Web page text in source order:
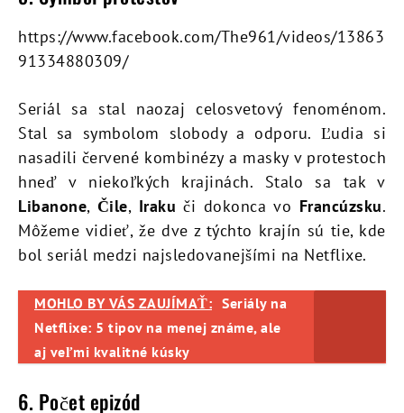
https://www.facebook.com/The961/videos/13863
91334880309/
Seriál sa stal naozaj celosvetový fenoménom.
Stal sa symbolom slobody a odporu. Ľudia si
nasadili červené kombinézy a masky v protestoch
hneď v niekoľkých krajinách. Stalo sa tak v
Libanone, Čile, Iraku či dokonca vo Francúzsku.
Môžeme vidieť, že dve z týchto krajín sú tie, kde
bol seriál medzi najsledovanejšími na Netflixe.
MOHLO BY VÁS ZAUJÍMAŤ: Seriály na
Netflixe: 5 tipov na menej známe, ale
aj veľmi kvalitné kúsky
6. Počet epizód